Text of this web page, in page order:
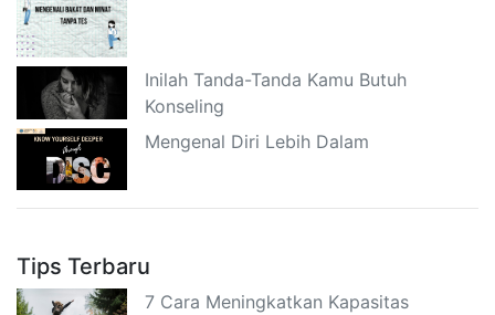
Inilah Tanda-Tanda Kamu Butuh
Konseling
Mengenal Diri Lebih Dalam
Tips Terbaru
7 Cara Meningkatkan Kapasitas